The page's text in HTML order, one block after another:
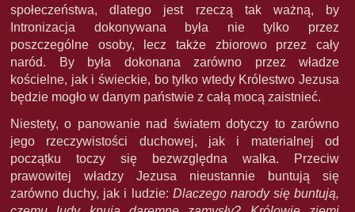
społeczeństwa, dlatego jest rzeczą tak ważną, by
Intronizacja dokonywana była nie tylko przez
poszczególne osoby, lecz także zbiorowo przez cały
naród. By była dokonana zarówno przez władze
kościelne, jak i świeckie, bo tylko wtedy Królestwo Jezusa
będzie mogło w danym państwie z całą mocą zaistnieć.
Niestety, o panowanie nad światem dotyczy to zarówno
jego rzeczywistości duchowej, jak i materialnej od
początku toczy się bezwzględna walka. Przeciw
prawowitej władzy Jezusa nieustannie buntują się
zarówno duchy, jak i ludzie: Dlaczego narody się buntują,